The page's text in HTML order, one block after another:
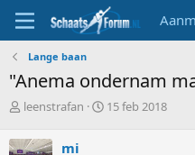
Lange baan
"Anema ondernam
T
p
leenstrafan
S15 feb 2018
mi